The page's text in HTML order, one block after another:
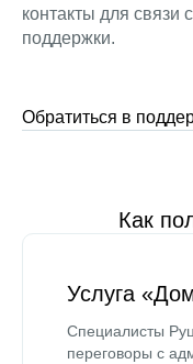
контакты для
поддержки.
Обратиться в
Как
Услуга
Специалисты
переговоры с